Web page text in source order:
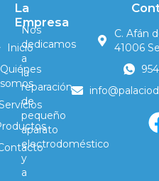
Nos
dedicamos
a
la
reparación
de
pequeño
aparato
electrodoméstico
y
a
La
Empresa
Inicio
Quiénes
somos
C. Afán
41006